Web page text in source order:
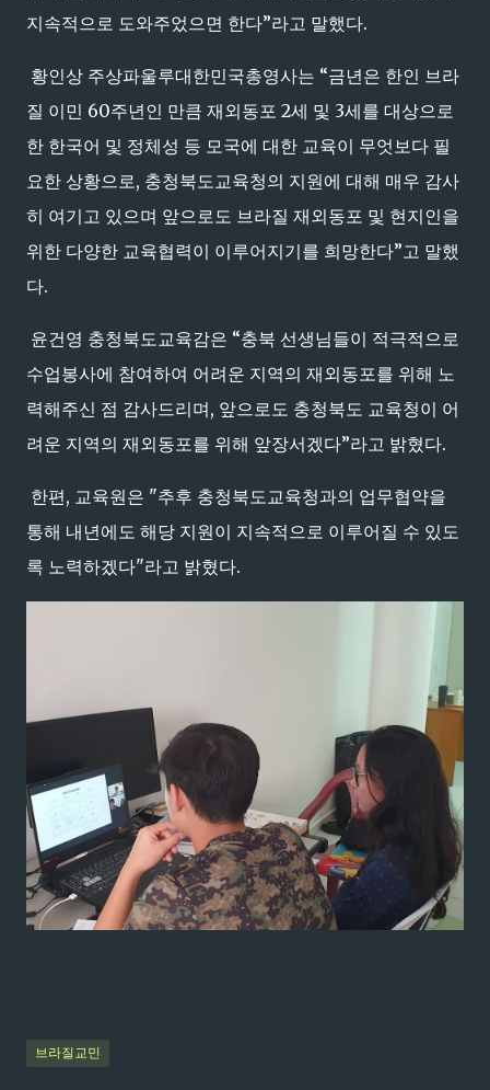
지속적으로 도와주었으면 한다”라고 말했다.
황인상 주상파울루대한민국총영사는 “금년은 한인 브라
질 이민 60주년인 만큼 재외동포 2세 및 3세를 대상으로
한 한국어 및 정체성 등 모국에 대한 교육이 무엇보다 필
요한 상황으로, 충청북도교육청의 지원에 대해 매우 감사
히 여기고 있으며 앞으로도 브라질 재외동포 및 현지인을
위한 다양한 교육협력이 이루어지기를 희망한다”고 말했
다.
윤건영 충청북도교육감은 “충북 선생님들이 적극적으로
수업봉사에 참여하여 어려운 지역의 재외동포를 위해 노
력해주신 점 감사드리며, 앞으로도 충청북도 교육청이 어
려운 지역의 재외동포를 위해 앞장서겠다”라고 밝혔다.
한편, 교육원은 "추후 충청북도교육청과의 업무협약을
통해 내년에도 해당 지원이 지속적으로 이루어질 수 있도
록 노력하겠다"라고 밝혔다.
브라질교민